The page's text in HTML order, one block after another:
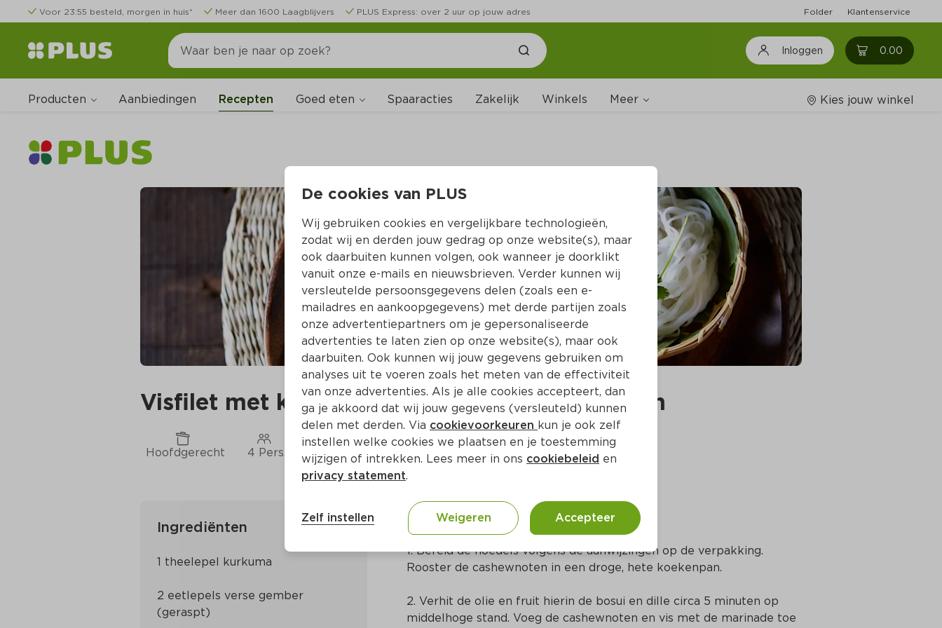
Voor 23:55 besteld, morgen in huis* Meer dan 1600 Laagblijvers PLUS Express: over 2 uur op jouw adres Folder Klantenservice
Inloggen 0.00 0
Producten Aanbiedingen Recepten Goed eten Spaaracties Zakelijk Winkels Meer
Wijnshop
Boodschappenlijstjes
Kies jouw winkel
Visfilet met kurkuma, noedels en cashewnoten
Hoofdgerecht 4 Pers. Ca. 20 Min Aziatisch
Ingrediënten
2 eetlepels verse gember
Bereidingswijze
1. Bereid de noedels volgens de aanwijzingen op de verpakking.
Rooster de cashewnoten in een droge, hete koekenpan.
2. Verhit de olie en fruit hierin de bosui en dille circa 5 minuten op
middelhoge stand. Voeg de cashewnoten en vis met de marinade toe
De cookies van PLUS
Wij gebruiken cookies en vergelijkbare technologieën,
zodat wij en derden jouw gedrag op onze website(s), maar
ook daarbuiten kunnen volgen, ook wanneer je doorklikt
vanuit onze e-mails en nieuwsbrieven. Verder kunnen wij
versleutelde persoonsgegevens delen (zoals een e-
mailadres en aankoopgegevens) met derde partijen zoals
onze advertentiepartners om je gepersonaliseerde
advertenties te laten zien op onze website(s), maar ook
daarbuiten. Ook kunnen wij jouw gegevens gebruiken om
analyses uit te voeren zoals het meten van de effectiviteit
van onze advertenties. Als je alle cookies accepteert, dan
ga je akkoord dat wij jouw gegevens (versleuteld) kunnen
delen met derden. Via cookievoorkeuren kun je ook zelf
instellen welke cookies we plaatsen en je toestemming
wijzigen of intrekken. Lees meer in ons cookiebeleid en
privacy statement.
Zelf instellen Weigeren Accepteer